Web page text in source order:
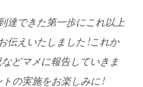
達できた第一歩にこれ以上
伝えいたしました！これか
どマメに報告していきま
の実施をお楽しみに！